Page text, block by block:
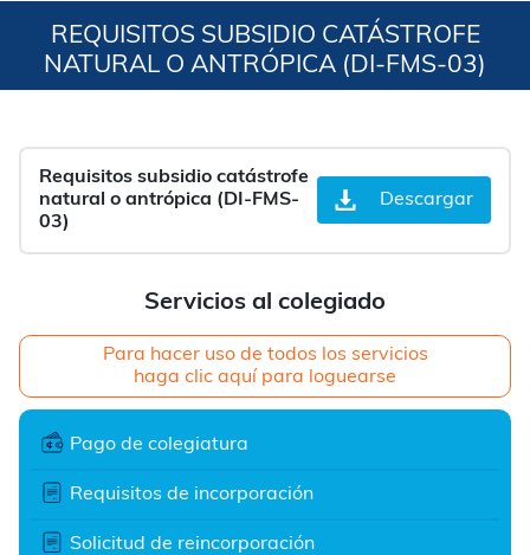
REQUISITOS SUBSIDIO CATÁSTROFE
NATURAL O ANTRÓPICA (DI-FMS-03)
Servicios al colegiado
Para hacer uso de todos los servicios
haga clic aquí para loguearse
Pago de colegiatura
Requisitos de incorporación
Solicitud de reincorporación
Requisitos subsidio catástrofe
natural o antrópica (DI-FMS-
03)
Descargar